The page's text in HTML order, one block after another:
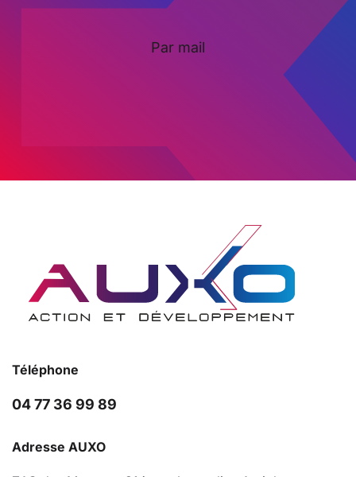
Par mail
Téléphone
04 77 36 99 89
Adresse AUXO